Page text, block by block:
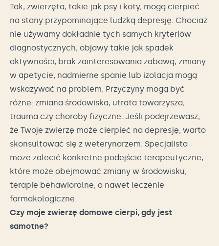
Tak, zwierzęta, takie jak psy i koty, mogą cierpieć
na stany przypominające ludzką depresję. Chociaż
nie używamy dokładnie tych samych kryteriów
diagnostycznych, objawy takie jak spadek
aktywności, brak zainteresowania zabawą, zmiany
w apetycie, nadmierne spanie lub izolacja mogą
wskazywać na problem. Przyczyny mogą być
różne: zmiana środowiska, utrata towarzysza,
trauma czy choroby fizyczne. Jeśli podejrzewasz,
że Twoje zwierzę może cierpieć na depresję, warto
skonsultować się z weterynarzem. Specjalista
może zalecić konkretne podejście terapeutyczne,
które może obejmować zmiany w środowisku,
terapie behawioralne, a nawet leczenie
farmakologiczne.
Czy moje zwierzę domowe cierpi, gdy jest
samotne?